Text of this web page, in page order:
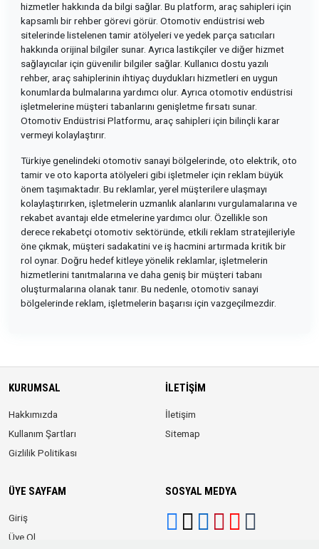
hizmetler hakkında da bilgi sağlar. Bu platform, araç sahipleri için
kapsamlı bir rehber görevi görür. Otomotiv endüstrisi web
sitelerinde listelenen tamir atölyeleri ve yedek parça satıcıları
hakkında orijinal bilgiler sunar. Ayrıca lastikçiler ve diğer hizmet
sağlayıcılar için güvenilir bilgiler sağlar. Kullanıcı dostu yazılı
rehber, araç sahiplerinin ihtiyaç duydukları hizmetleri en uygun
konumlarda bulmalarına yardımcı olur. Ayrıca otomotiv endüstrisi
işletmelerine müşteri tabanlarını genişletme fırsatı sunar.
Otomotiv Endüstrisi Platformu, araç sahipleri için bilinçli karar
vermeyi kolaylaştırır.
Türkiye genelindeki otomotiv sanayi bölgelerinde, oto elektrik, oto
tamir ve oto kaporta atölyeleri gibi işletmeler için reklam büyük
önem taşımaktadır. Bu reklamlar, yerel müşterilere ulaşmayı
kolaylaştırırken, işletmelerin uzmanlık alanlarını vurgulamalarına ve
rekabet avantajı elde etmelerine yardımcı olur. Özellikle son
derece rekabetçi otomotiv sektöründe, etkili reklam stratejileriyle
öne çıkmak, müşteri sadakatini ve iş hacmini artırmada kritik bir
rol oynar. Doğru hedef kitleye yönelik reklamlar, işletmelerin
hizmetlerini tanıtmalarına ve daha geniş bir müşteri tabanı
oluşturmalarına olanak tanır. Bu nedenle, otomotiv sanayi
bölgelerinde reklam, işletmelerin başarısı için vazgeçilmezdir.
KURUMSAL
Hakkımızda
Kullanım Şartları
Gizlilik Politikası
İLETIŞIM
İletişim
Sitemap
ÜYE SAYFAM
Giriş
Üye Ol
SOSYAL MEDYA